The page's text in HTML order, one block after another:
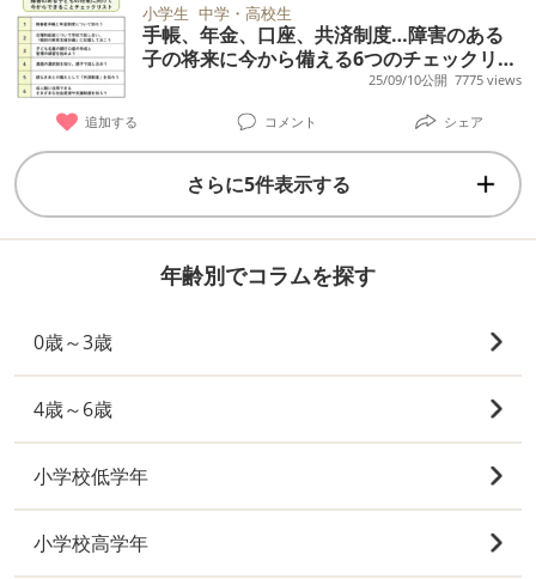
小学生 中学・高校生
手帳、年金、口座、共済制度…障害のある
子の将来に今から備える6つのチェックリス
25/09/10公開 7775 views
追加する コメント シェア
さらに5件表示する
年齢別でコラムを探す
0歳～3歳
4歳～6歳
小学校低学年
小学校高学年